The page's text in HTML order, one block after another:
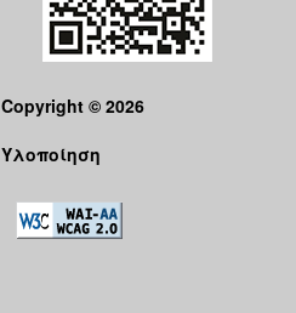
Copyright © 2026
Υλοποίηση